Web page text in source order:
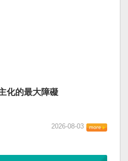
化的最大障礙
2026-08-03